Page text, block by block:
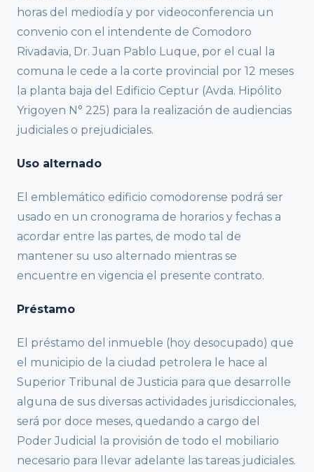
horas del mediodía y por videoconferencia un
convenio con el intendente de Comodoro
Rivadavia, Dr. Juan Pablo Luque, por el cual la
comuna le cede a la corte provincial por 12 meses
la planta baja del Edificio Ceptur (Avda. Hipólito
Yrigoyen N° 225) para la realización de audiencias
judiciales o prejudiciales.
Uso alternado
El emblemático edificio comodorense podrá ser
usado en un cronograma de horarios y fechas a
acordar entre las partes, de modo tal de
mantener su uso alternado mientras se
encuentre en vigencia el presente contrato.
Préstamo
El préstamo del inmueble (hoy desocupado) que
el municipio de la ciudad petrolera le hace al
Superior Tribunal de Justicia para que desarrolle
alguna de sus diversas actividades jurisdiccionales,
será por doce meses, quedando a cargo del
Poder Judicial la provisión de todo el mobiliario
necesario para llevar adelante las tareas judiciales.